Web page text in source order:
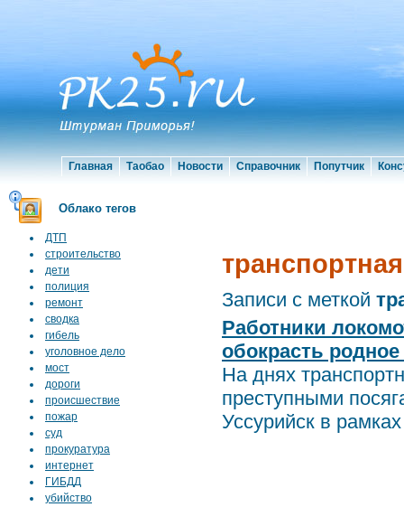
Главная Таобао Новости Справочник Попутчик
Облако тегов
ДТП
строительство
дети
полиция
ремонт
сводка
гибель
уголовное дело
мост
дороги
происшествие
пожар
суд
прокуратура
интернет
ГИБДД
убийство
Записи с меткой
Работники
обокрасть
На днях
преступными
Уссурийск в